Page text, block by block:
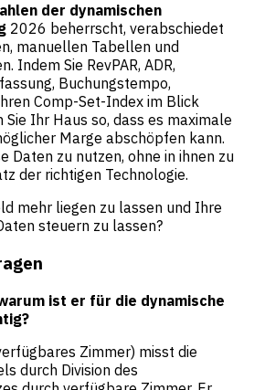
der dynamischen
2026 beherrscht, verabschiedet
manuellen Tabellen und
Indem Sie RevPAR, ADR,
Buchungstempo,
Comp-Set-Index im Blick
Ihr Haus so, dass es maximale
Marge abschöpfen kann.
Daten zu nutzen, ohne in ihnen zu
der richtigen Technologie.
mehr liegen zu lassen und Ihre
steuern zu lassen?
ist er für die dynamische
Zimmer) misst die
durch Division des